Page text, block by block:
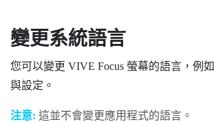
變更系統語言
您可以變更 VIVE Focus 螢幕的語言，例如
與設定。
注意: 這並不會變更應用程式的語言。